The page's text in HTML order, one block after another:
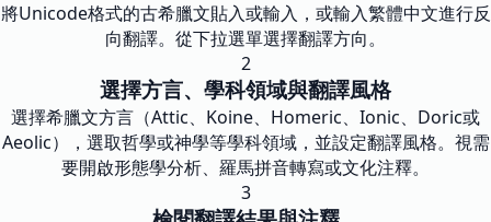
將Unicode格式的古希臘文貼入或輸入，或輸入繁體中文進行反
向翻譯。從下拉選單選擇翻譯方向。
2
選擇方言、學科領域與翻譯風格
選擇希臘文方言（Attic、Koine、Homeric、Ionic、Doric或
Aeolic），選取哲學或神學等學科領域，並設定翻譯風格。視需
要開啟形態學分析、羅馬拼音轉寫或文化注釋。
3